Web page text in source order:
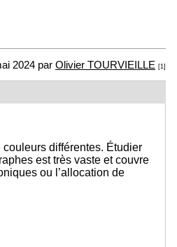
2024 par Olivier TOURVIEILLE [1]
différentes. Étudier
est très vaste et couvre
ou l’allocation de